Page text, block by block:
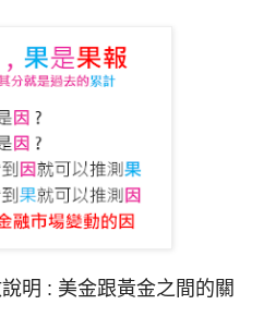
明 : 美金跟黃金之間的關